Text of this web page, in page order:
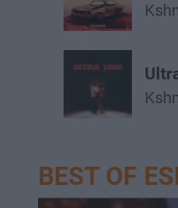
BEST OF